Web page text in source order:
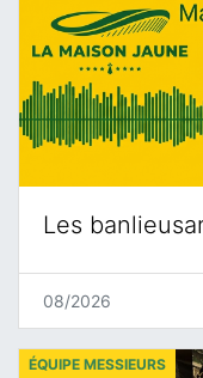
Les
08/2026
ÉQUIPE MESSIEURS